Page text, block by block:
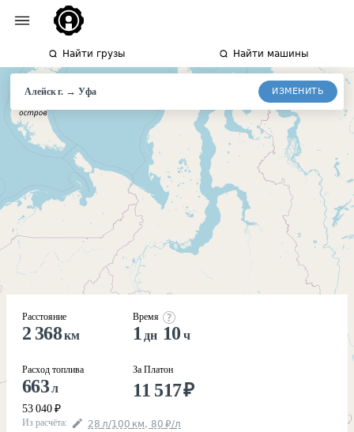
Найти грузы Найти машины
Алейск г. → Уфа ИЗМЕНИТЬ
Расстояние
2 368км
Расход топлива
663л
53 040 ₽
Время
1 дн 10 ч
За Платон
11 517₽
Из расчёта: 28 л/100 км, 80 ₽/л